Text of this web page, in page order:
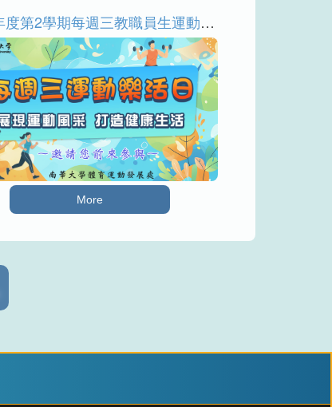
114學年度第2學期每週三教職員生運動樂活日 時程&線上報名
More